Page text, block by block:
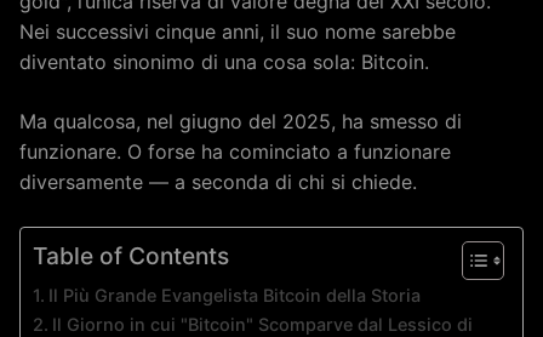
Nei successivi cinque anni, il suo nome sarebbe
diventato sinonimo di una cosa sola: Bitcoin.
Ma qualcosa, nel giugno del 2025, ha smesso di
funzionare. O forse ha cominciato a funzionare
diversamente — a seconda di chi si chiede.
Table of Contents
Il Più Grande Evangelista Bitcoin della Storia
Il Giorno in cui "Bitcoin" Scomparve dal Lessico di